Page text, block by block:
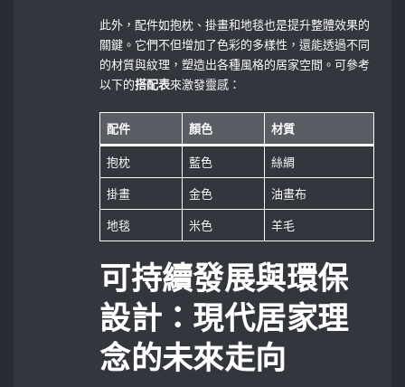
此外，配件如抱枕、掛畫和地毯也是提升整體效果的
關鍵。它們不但增加了色彩的多樣性，還能透過不同
的材質與紋理，塑造出各種風格的居家空間。可參考
以下的搭配表來激發靈感：
配件 顏色 材質
抱枕 藍色
絲綢
掛畫
金色
油畫布
地毯
米色 羊毛
可持續發展與環保
設計：現代居家理
念的未來走向